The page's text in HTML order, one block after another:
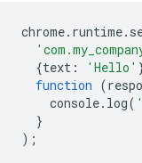
chrome. runtime.
{text : 'Hello'
function (
console. log(
}
);